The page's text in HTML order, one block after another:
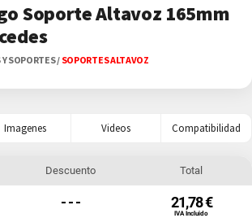
Soporte Altavoz 165mm
Y SOPORTES/ SOPORTES ALTAVOZ
Imagenes Videos Compatibilidad
Descuento
- - -
Total
21,78 €
IVA Incluido